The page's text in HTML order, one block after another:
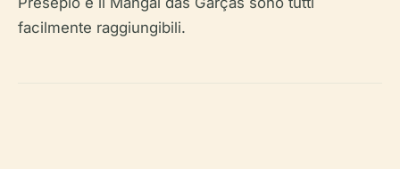
facilmente raggiungibili.